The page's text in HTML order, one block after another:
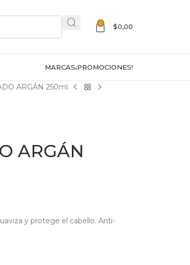
0 $0,00
MARCAS¡PROMOCIONES!
ARGÁN 250ml.
ARGÁN
y protege el cabello. Anti-